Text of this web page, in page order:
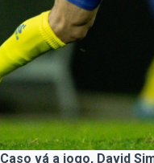
Caso vá a jogo, David